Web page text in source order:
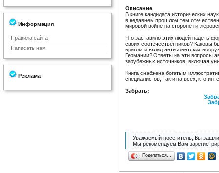
Информация
Правила сайта
Написать нам
Реклама
Описание
В книге кандидата исторических
в недавнем прошлом тем
мировой войне на стороне
Что заставило этих людей надеть
своих соотечественников? Каковы
врагом и вклад антисоветских
Германии? Ответы на эти вопросы
зарубежных источников, включая
Книга снабжена богатым
специалистов, так и на всех, кто
Забрать:
Уважаемый посетитель, Вы зашли
Мы рекомендуем Вам
Поделиться…